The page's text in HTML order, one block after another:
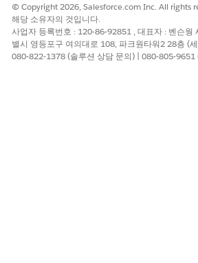
© Copyright 2026, Salesforce.com Inc. All rights
해당 소유자의 것입니다.
사업자 등록번호 : 120-86-92851 , 대표자 : 벤슨웡
별시 영등포구 여의대로 108, 파크원타워2 28층 (
080-822-1378 (솔루션 상담 문의) | 080-805-9651